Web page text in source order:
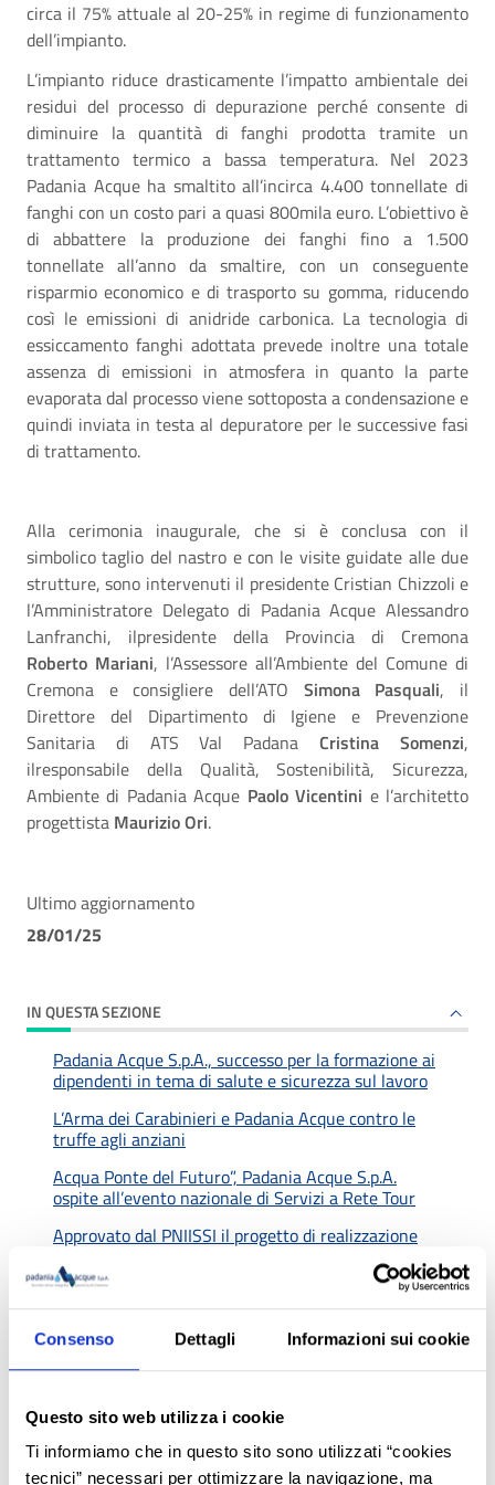
Consenso Dettagli Informazioni sui cookie
Questo sito web utilizza i cookie
Ti informiamo che in questo sito sono utilizzati “cookies
tecnici” necessari per ottimizzare la navigazione, ma
IN QUESTA SEZIONE
Padania Acque S.p.A., successo per la formazione ai
dipendenti in tema di salute e sicurezza sul lavoro
L’Arma dei Carabinieri e Padania Acque contro le
truffe agli anziani
Acqua Ponte del Futuro”, Padania Acque S.p.A.
ospite all’evento nazionale di Servizi a Rete Tour
Approvato dal PNIISSI il progetto di realizzazione
del sistema idrico unico nei comuni di Rivolta
d’Adda, Vailate, Agnadello, Spino d’Adda, Pandino e
Crema, al via i lavori di adeguamento tecnologico
delle quattro case dell’acqua cittadine
dei cittadini sulla qualità ed efficienza del Servizio
Servizio Idrico Integrato: 115 milioni di euro di
circa il 75% attuale al 20-25% in regime di funzionamento
dell’impianto.
L’impianto riduce drasticamente l’impatto ambientale dei
residui del processo di depurazione perché consente di
diminuire la quantità di fanghi prodotta tramite un
trattamento termico a bassa temperatura. Nel 2023
Padania Acque ha smaltito all’incirca 4.400 tonnellate di
fanghi con un costo pari a quasi 800mila euro. L’obiettivo è
di abbattere la produzione dei fanghi fino a 1.500
tonnellate all’anno da smaltire, con un conseguente
risparmio economico e di trasporto su gomma, riducendo
così le emissioni di anidride carbonica. La tecnologia di
essiccamento fanghi adottata prevede inoltre una totale
assenza di emissioni in atmosfera in quanto la parte
evaporata dal processo viene sottoposta a condensazione e
quindi inviata in testa al depuratore per le successive fasi
di trattamento.
Alla cerimonia inaugurale, che si è conclusa con il
simbolico taglio del nastro e con le visite guidate alle due
strutture, sono intervenuti il presidente Cristian Chizzoli e
l’Amministratore Delegato di Padania Acque Alessandro
Lanfranchi, ilpresidente della Provincia di Cremona
Roberto Mariani, l’Assessore all’Ambiente del Comune di
Cremona e consigliere dell’ATO Simona Pasquali, il
Direttore del Dipartimento di Igiene e Prevenzione
Sanitaria di ATS Val PadanaCristina Somenzi,
ilresponsabile della Qualità, Sostenibilità, Sicurezza,
Ambiente di Padania Acque Paolo Vicentini e l’architetto
progettista Maurizio Ori.
Ultimo aggiornamento
28/01/25